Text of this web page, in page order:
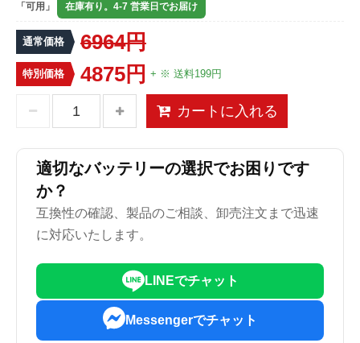
「可用」 在庫有り。4-7 営業日でお届け
通常価格 6964円
特別価格 4875円 + ※ 送料199円
カートに入れる
適切なバッテリーの選択でお困りです
か？
互換性の確認、製品のご相談、卸売注文まで迅速
に対応いたします。
LINEでチャット
Messengerでチャット